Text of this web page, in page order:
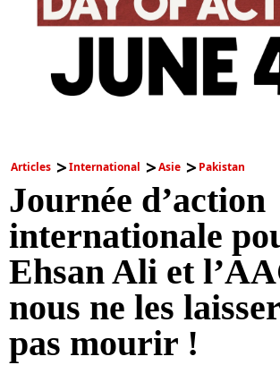
Articles International Asie Pakistan
Journée d’action
internationale
Ehsan Ali et
nous ne les
pas mourir !